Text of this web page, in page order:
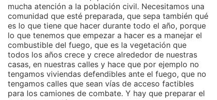
mucha atención a la población civil. Necesitamos una
comunidad que esté preparada, que sepa también qué
es lo que tiene que hacer durante todo el año, porque
lo que tenemos que empezar a hacer es a manejar el
combustible del fuego, que es la vegetación que
todos los años crece y crece alrededor de nuestras
casas, en nuestras calles y hace que por ejemplo no
tengamos viviendas defendibles ante el fuego, que no
tengamos calles que sean vías de acceso factibles
para los camiones de combate. Y hay que preparar el